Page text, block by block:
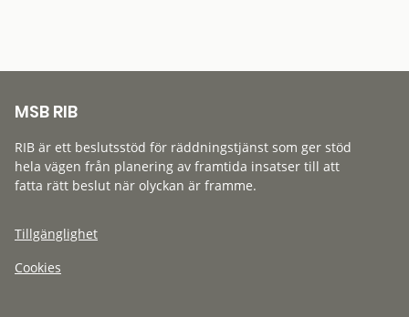
MSB RIB
RIB är ett beslutsstöd för räddningstjänst som ger stöd
hela vägen från planering av framtida insatser till att
fatta rätt beslut när olyckan är framme.
Tillgänglighet
Cookies